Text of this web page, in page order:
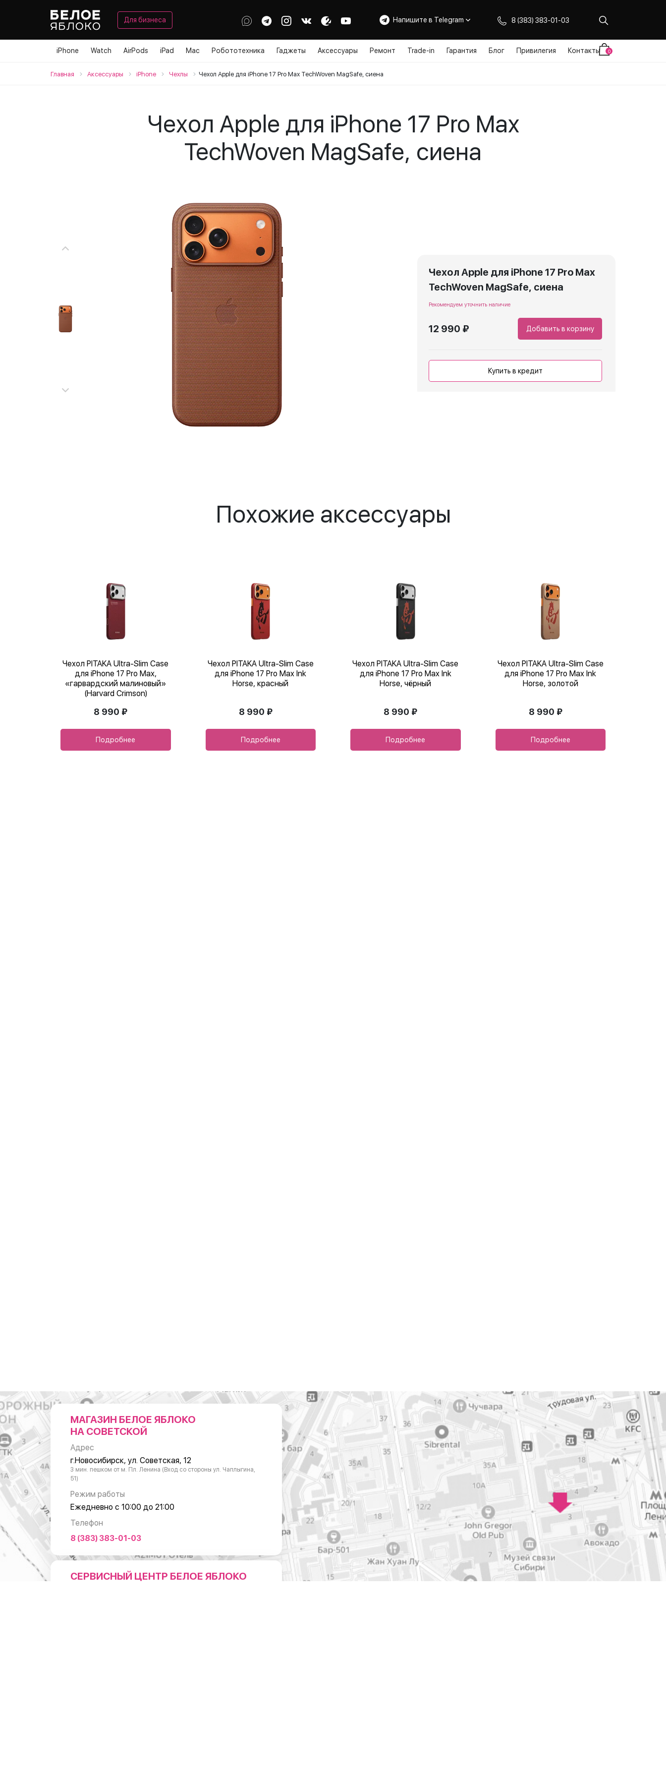
Для бизнеса Напишите в Telegram 8 (383) 383-01-03
iPhone Watch AirPods iPad Mac Робототехника Гаджеты Аксессуары Ремонт Trade-in Гарантия Блог Привилегия Контакты 0
Главная Аксессуары iPhone Чехлы Чехол Apple для iPhone 17 Pro Max TechWoven MagSafe, сиена
Чехол Apple для iPhone 17 Pro Max
TechWoven MagSafe, сиена
Чехол Apple для iPhone 17 Pro Max
TechWoven MagSafe, сиена
Рекомендуем уточнить наличие
12 990 ₽ Добавить в корзину
Купить в кредит
Похожие аксессуары
Чехол PITAKA Ultra-Slim Case
для iPhone 17 Pro Max,
«гарвардский малиновый»
(Harvard Crimson)
8 990 ₽
Подробнее
Чехол PITAKA Ultra-Slim Case
для iPhone 17 Pro Max Ink
Horse, красный
8 990 ₽
Подробнее
Чехол PITAKA Ultra-Slim Case
для iPhone 17 Pro Max Ink
Horse, чёрный
8 990 ₽
Подробнее
Чехол PITAKA Ultra-Slim Case
для iPhone 17 Pro Max Ink
Horse, золотой
8 990 ₽
Подробнее
МАГАЗИН БЕЛОЕ ЯБЛОКО
НА СОВЕТСКОЙ
Адрес
г.Новосибирск, ул. Советская, 12
3 мин. пешком от м. Пл. Ленина (Вход со стороны ул. Чаплыгина,
51)
Режим работы
Ежедневно с 10:00 до 21:00
Телефон
8 (383) 383-01-03
СЕРВИСНЫЙ ЦЕНТР БЕЛОЕ ЯБЛОКО